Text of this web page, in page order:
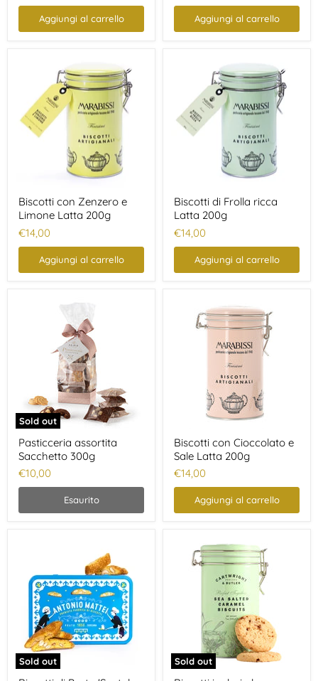
Aggiungi al carrello Aggiungi al carrello
Biscotti con Zenzero e
Limone Latta 200g
€14,00
Aggiungi al carrello
Biscotti di Frolla ricca
Latta 200g
€14,00
Aggiungi al carrello
Sold out
Pasticceria assortita
Sacchetto 300g
€10,00
Esaurito
Biscotti con Cioccolato e
Sale Latta 200g
€14,00
Aggiungi al carrello
Sold out Sold out